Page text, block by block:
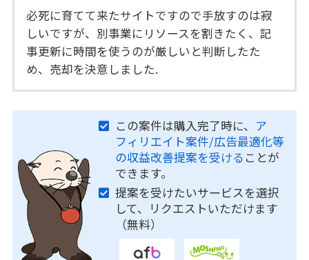
必死に育てて来たサイトですので手放すのは寂
しいですが、別事業にリソースを割きたく、記
事更新に時間を使うのが厳しいと判断したた
め、売却を決意しました.
この案件は購入完了時に、 ア
フィリエイト案件/広告最適化等
の収益改善提案を受ける ことが
できます。
提案を受けたいサービスを選択
して、リクエストいただけます
（無料）